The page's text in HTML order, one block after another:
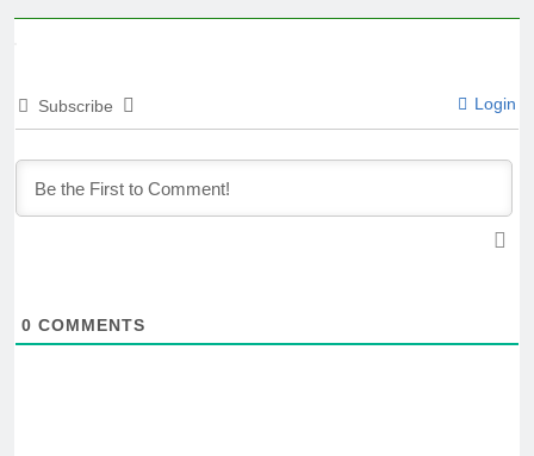
Subscribe Login
0 COMMENTS